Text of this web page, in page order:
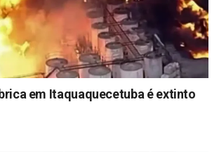
em Itaquaquecetuba é extinto